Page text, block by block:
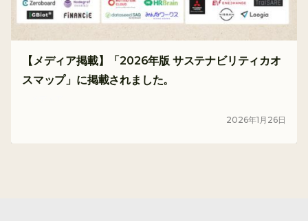
【メディア掲載】「2026年版 サステナビリティカオ
スマップ」に掲載されました。
2026年1 月 26日